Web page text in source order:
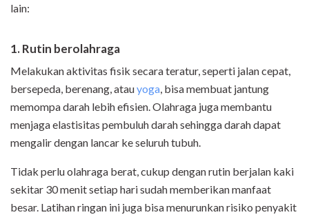
lain:
1. Rutin berolahraga
Melakukan aktivitas fisik secara teratur, seperti jalan cepat,
bersepeda, berenang, atauyoga , bisa membuat jantung
memompa darah lebih efisien. Olahraga juga membantu
menjaga elastisitas pembuluh darah sehingga darah dapat
mengalir dengan lancar ke seluruh tubuh.
Tidak perlu olahraga berat, cukup dengan rutin berjalan kaki
sekitar 30 menit setiap hari sudah memberikan manfaat
besar. Latihan ringan ini juga bisa menurunkan risiko penyakit